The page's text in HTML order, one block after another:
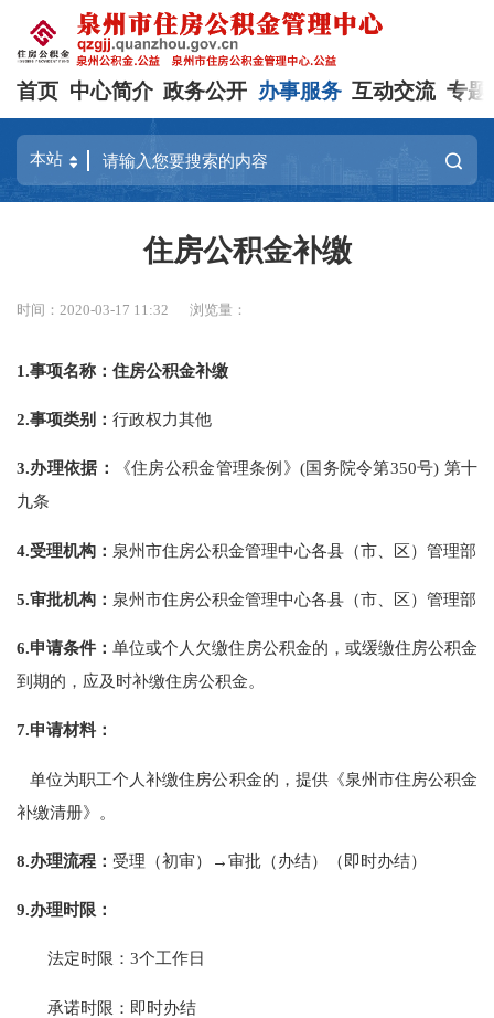
首页 中心简介 政务公开 办事服务 互动交流 专题
住房公积金补缴
时间：2020-03-17 11:32 浏览量：
1.事项名称：住房公积金补缴
2.事项类别：行政权力其他
3.办理依据：
《住房公积金管理条例》(国务院令第350号) 第十
九条
4.受理机构： 泉州市住房公积金管理中心各县（市、区）管理部
5.审批机构： 泉州市住房公积金管理中心各县（市、区）管理部
6.申请条件：单位或个人欠缴住房公积金的，或缓缴住房公积金
到期的，应及时补缴住房公积金。
7.申请材料：
单位为职工个人补缴住房公积金的，提供《泉州市住房公积金
补缴清册》。
8.办理流程： 受理（初审）→审批（办结）（即时办结）
9.办理时限：
法定时限：3个工作日
承诺时限：即时办结